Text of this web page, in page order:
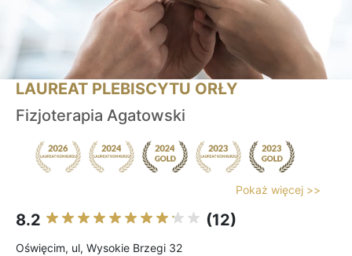
LAUREAT PLEBISCYTU ORŁY
Fizjoterapia Agatowski
Pokaż więcej >>
8.2 (12)
Oświęcim, ul, Wysokie Brzegi 32